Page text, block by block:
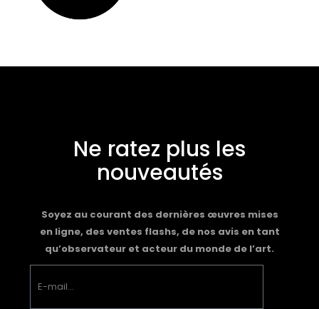
Ne ratez plus les
nouveautés
Soyez au courant des dernières œuvres mises
en ligne, des ventes flashs, de nos avis en tant
qu’observateur et acteur du monde de l’art.